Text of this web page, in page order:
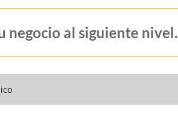
negocio al siguiente nivel.